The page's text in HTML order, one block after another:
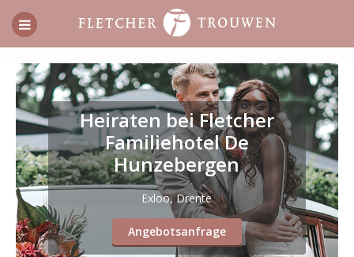
Heiraten bei Fletcher
Familiehotel De
Hunzebergen
Exloo, Drente
Angebotsanfrage